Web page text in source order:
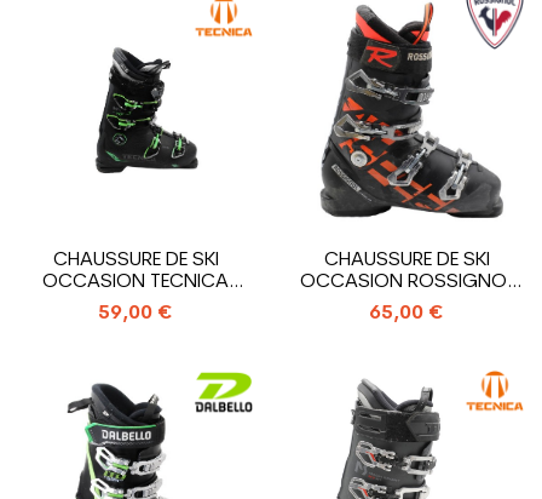
CHAUSSURE DE SKI
OCCASION TECNICA
MACH 1 RT HV
59,00 €
CHAUSSURE DE SKI
OCCASION ROSSIGNOL
ALLSPEED
65,00 €